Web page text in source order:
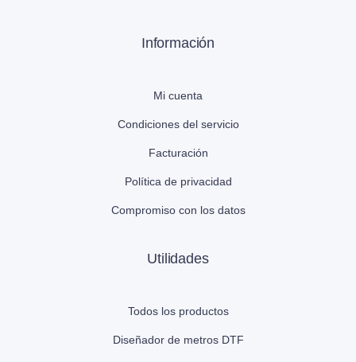
Información
Mi cuenta
Condiciones del servicio
Facturación
Política de privacidad
Compromiso con los datos
Utilidades
Todos los productos
Diseñador de metros DTF